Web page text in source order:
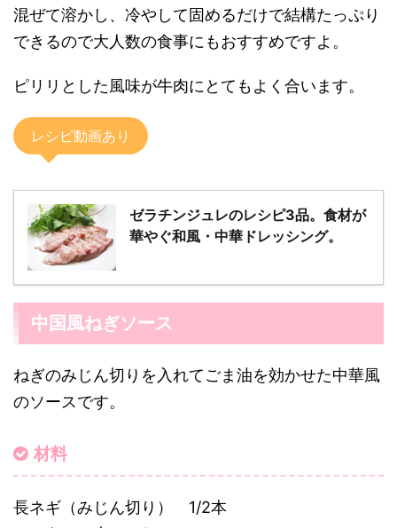
混ぜて溶かし、冷やして固めるだけで結構たっぷり
できるので大人数の食事にもおすすめですよ。
ピリリとした風味が牛肉にとてもよく合います。
レシピ動画あり
ゼラチンジュレのレシピ3品。食材が
華やぐ和風・中華ドレッシング。
中国風ねぎソース
ねぎのみじん切りを入れてごま油を効かせた中華風
のソースです。
材料
長ネギ（みじん切り） 1/2本